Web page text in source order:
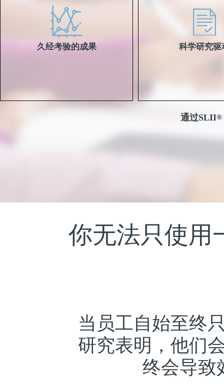
久经考验的成果 科学研究驱
通过SLII®
你无法只使用
当员工自始至终
研究表明，他们
终会导致